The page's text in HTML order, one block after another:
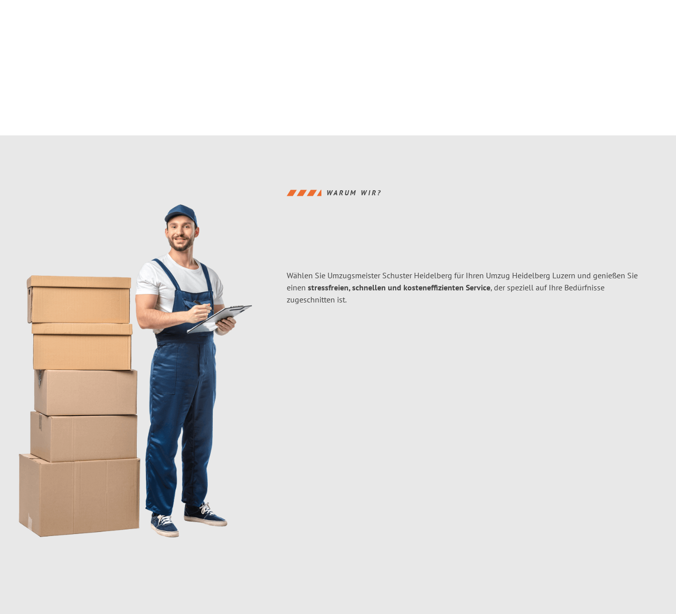
WARUM WIR?
Wählen Sie Umzugsmeister Schuster Heidelberg für Ihren Umzug Heidelberg Luzern und genießen Sie
einen stressfreien, schnellen und kosteneffizienten Service, der speziell auf Ihre Bedürfnisse
zugeschnitten ist.